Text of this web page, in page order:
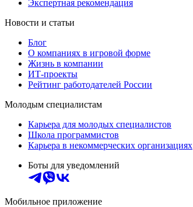
Экспертная рекомендация
Новости и статьи
Блог
О компаниях в игровой форме
Жизнь в компании
ИТ-проекты
Рейтинг работодателей России
Молодым специалистам
Карьера для молодых специалистов
Школа программистов
Карьера в некоммерческих организациях
Боты для уведомлений
Мобильное приложение